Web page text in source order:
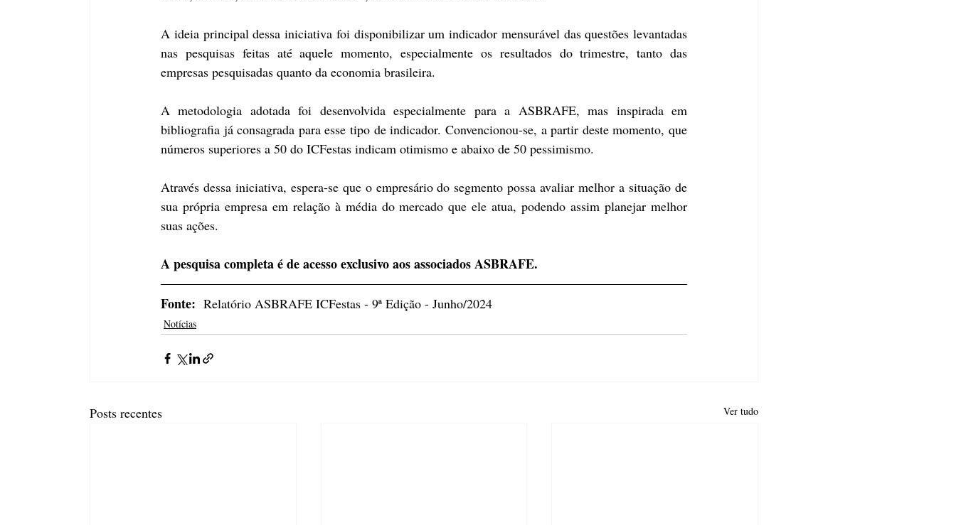
A ideia principal dessa iniciativa foi disponibilizar um indicador mensurável das questões levantadas
nas pesquisas feitas até aquele momento, especialmente os resultados do trimestre, tanto das
empresas pesquisadas quanto da economia brasileira.
A metodologia adotada foi desenvolvida especialmente para a ASBRAFE, mas inspirada em
bibliografia já consagrada para esse tipo de indicador. Convencionou-se, a partir deste momento, que
números superiores a 50 do ICFestas indicam otimismo e abaixo de 50 pessimismo.
Através dessa iniciativa, espera-se que o empresário do segmento possa avaliar melhor a situação de
sua própria empresa em relação à média do mercado que ele atua, podendo assim planejar melhor
suas ações.
A pesquisa completa é de acesso exclusivo aos associados ASBRAFE.
Fonte: Relatório ASBRAFE ICFestas - 9ª Edição - Junho/2024
Notícias
Posts recentes Ver tudo